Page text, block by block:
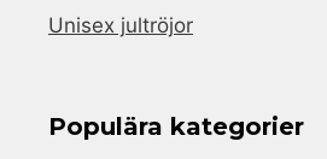
Unisex jultröjor
Populära kategorier